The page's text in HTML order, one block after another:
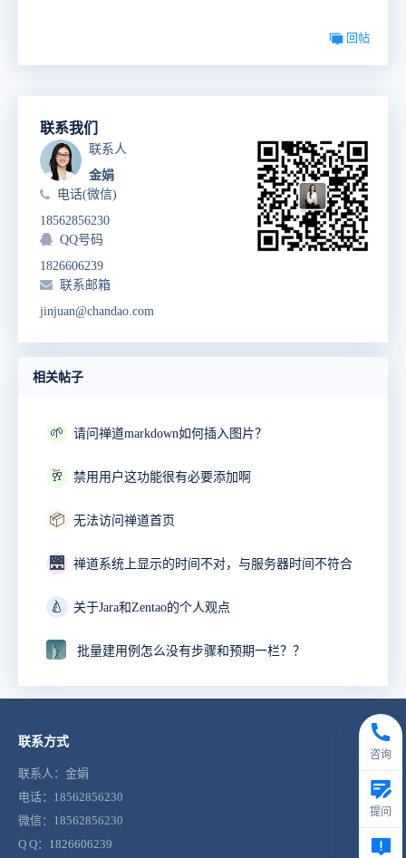
回帖
联系我们
联系人
金娟
电话(微信)
18562856230
QQ号码
1826606239
联系邮箱
jinjuan@chandao.com
相关帖子
🌱 请问禅道markdown如何插入图片？
🥂 禁用用户这功能很有必要添加啊
📦 无法访问禅道首页
🌉 禅道系统上显示的时间不对，与服务器时间不符合
🍐 关于Jara和Zentao的个人观点
批量建用例怎么没有步骤和预期一栏？？
联系方式
联系人：金娟
电话：18562856230
微信：18562856230
Q Q：1826606239
咨询
提问